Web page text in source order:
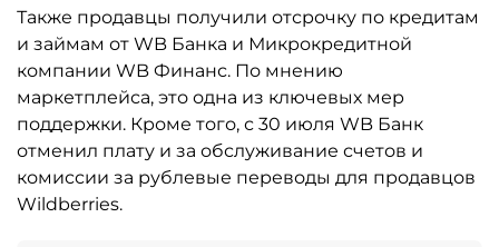
Также продавцы получили отсрочку по кредитам
и займам от WB Банка и Микрокредитной
компании WB Финанс. По мнению
маркетплейса, это одна из ключевых мер
поддержки. Кроме того, с 30 июля WB Банк
отменил плату и за обслуживание счетов и
комиссии за рублевые переводы для продавцов
Wildberries.